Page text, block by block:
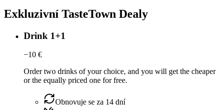
Exkluzivní TasteTown Dealy
Drink 1+1
−10 €
Order two drinks of your choice, and you will get the cheaper
or the equally priced one for free.
Obnovuje se za 14 dní